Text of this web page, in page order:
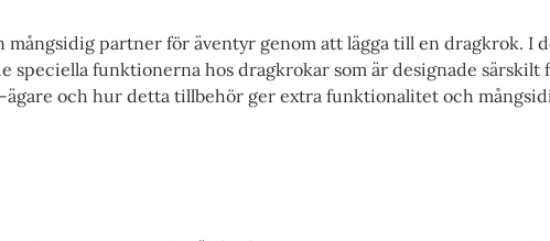
partner för äventyr genom att lägga till en dragkrok. I
funktionerna hos dragkrokar som är designade särskilt
och hur detta tillbehör ger extra funktionalitet och